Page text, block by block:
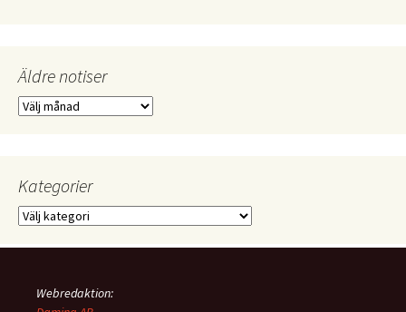
Äldre notiser
Äldre
Kategorier
Kategorier
Webredaktion: